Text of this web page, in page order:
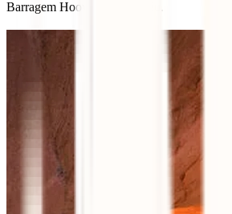
Barragem Hoover desde o céu.